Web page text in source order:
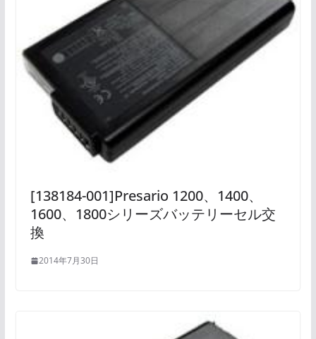
[138184-001]Presario 1200、1400、
1600、1800シリーズバッテリーセル交
換
2014年7月30日